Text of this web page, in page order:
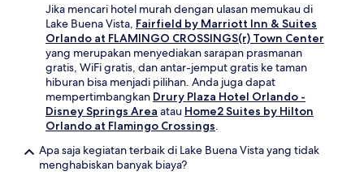
Jika mencari hotel murah dengan ulasan memukau di
Lake Buena Vista, Fairfield by Marriott Inn & Suites
Orlando at FLAMINGO CROSSINGS(r) Town Center
yang merupakan menyediakan sarapan prasmanan
gratis, WiFi gratis, dan antar-jemput gratis ke taman
hiburan bisa menjadi pilihan. Anda juga dapat
mempertimbangkan Drury Plaza Hotel Orlando -
Disney Springs Area atau Home2 Suites by Hilton
Orlando at Flamingo Crossings
Apa saja kegiatan terbaik di Lake Buena Vista yang tidak
menghabiskan banyak biaya?